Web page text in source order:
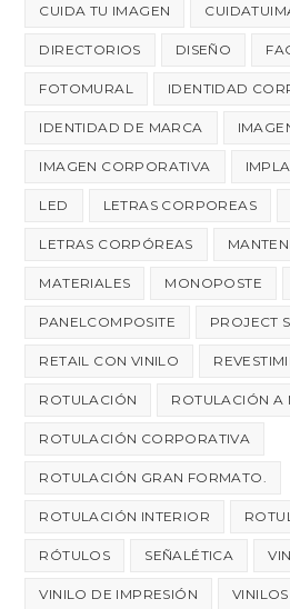
CUIDA TU IMAGEN
DIRECTORIOS DISEÑO
FOTOMURAL IDENTIDAD
IDENTIDAD DE MARCA
IMAGEN CORPORATIVA
LED LETRAS CORPOREAS
LETRAS CORPÓREAS
MATERIALES MONOPOSTE
PANELCOMPOSITE PROJECT
RETAIL CON VINILO
ROTULACIÓN ROTULACIÓN A
ROTULACIÓN CORPORATIVA
ROTULACIÓN GRAN FORMATO.
ROTULACIÓN INTERIOR
RÓTULOS SEÑALÉTICA
VINILO DE IMPRESIÓN VINILOS